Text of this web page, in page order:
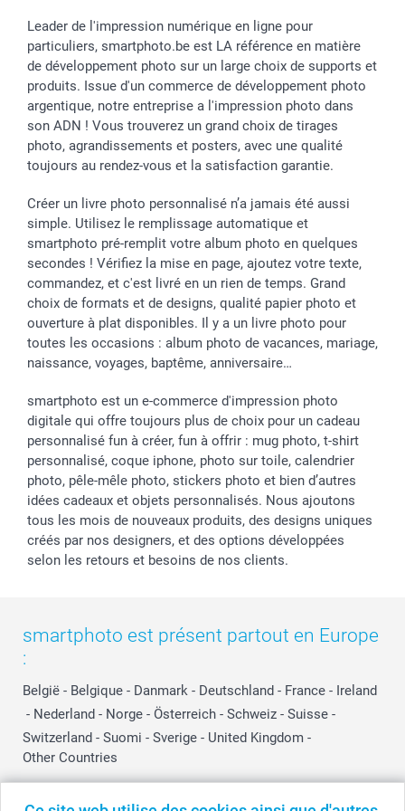
Calendrier photos & Agendas photo
Dénicheur d'idées cadeau
Toussaint
Rentrée des classes
Communion
Saint-Valentin
Vacances
Plaintes
Conditions générales
Vie privée
Gestion des cookies
Tarifs
Investisseurs
Droit de rétractation
smartfriends
Modes de paiement
Modes de livraison
Grandes Quantités
Statut de ma commande
Leader de l'impression numérique en ligne pour
particuliers, smartphoto.be est LA référence en matière
de développement photo sur un large choix de supports et
produits. Issue d'un commerce de développement photo
argentique, notre entreprise a l'impression photo dans
son ADN ! Vous trouverez un grand choix de tirages
photo, agrandissements et posters, avec une qualité
toujours au rendez-vous et la satisfaction garantie.
Créer un livre photo personnalisé n’a jamais été aussi
simple. Utilisez le remplissage automatique et
smartphoto pré-remplit votre album photo en quelques
secondes ! Vérifiez la mise en page, ajoutez votre texte,
commandez, et c'est livré en un rien de temps. Grand
choix de formats et de designs, qualité papier photo et
ouverture à plat disponibles. Il y a un livre photo pour
toutes les occasions : album photo de vacances, mariage,
naissance, voyages, baptême, anniversaire…
smartphoto est un e-commerce d'impression photo
digitale qui offre toujours plus de choix pour un cadeau
personnalisé fun à créer, fun à offrir : mug photo, t-shirt
personnalisé, coque iphone, photo sur toile, calendrier
photo, pêle-mêle photo, stickers photo et bien d’autres
idées cadeaux et objets personnalisés. Nous ajoutons
tous les mois de nouveaux produits, des designs uniques
créés par nos designers, et des options développées
selon les retours et besoins de nos clients.
smartphoto est présent partout en Europe
:
België - Belgique - Danmark - Deutschland - France - Ireland
- Nederland - Norge - Österreich - Schweiz - Suisse -
Switzerland - Suomi - Sverige - United Kingdom -
Other Countries